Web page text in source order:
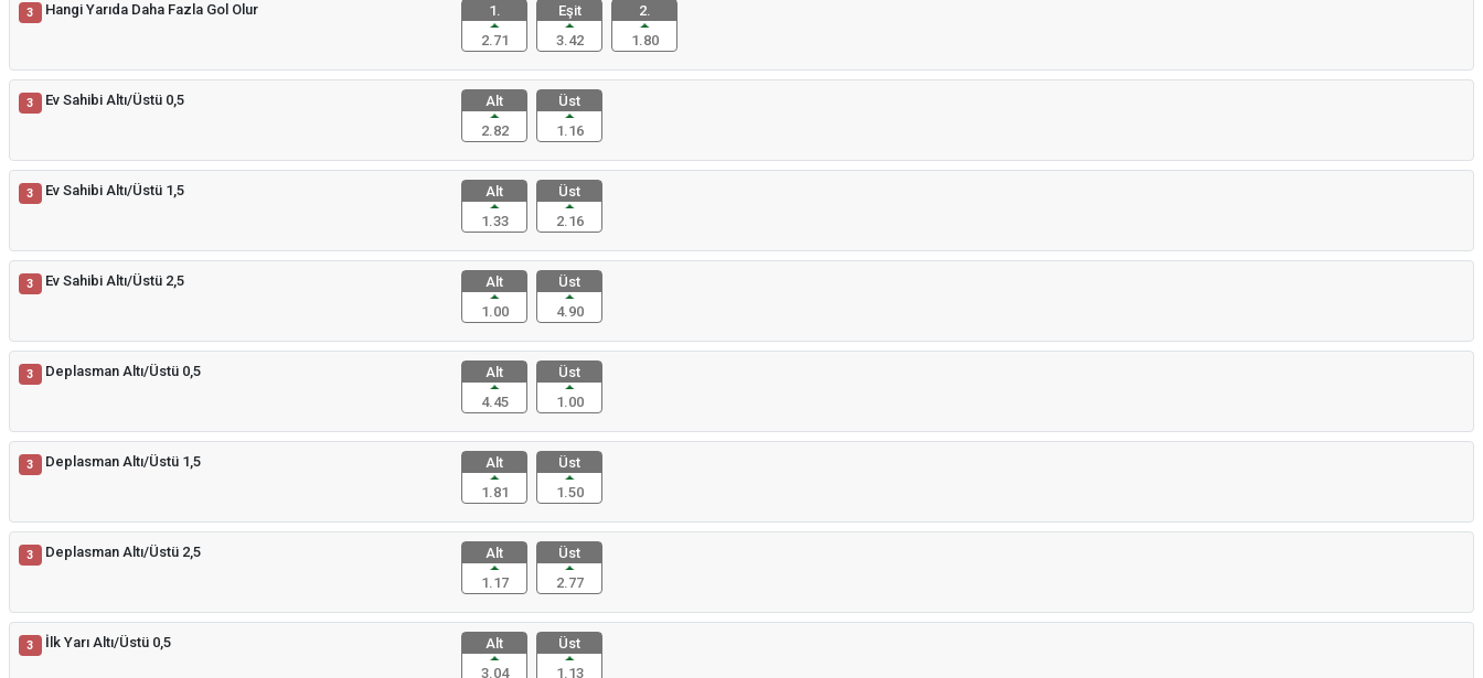
3 Hangi Yarıda Daha Fazla Gol Olur
1.
2.71
Eşit
3.42
2.
1.80
3 Ev Sahibi Altı/Üstü 0,5
Alt
2.82
Üst
1.16
3 Ev Sahibi Altı/Üstü 1,5
Alt
1.33
Üst
2.16
3 Ev Sahibi Altı/Üstü 2,5
Alt
1.00
Üst
4.90
3 Deplasman Altı/Üstü 0,5
Alt
4.45
Üst
1.00
3 Deplasman Altı/Üstü 1,5
Alt
1.81
Üst
1.50
3 Deplasman Altı/Üstü 2,5
Alt
1.17
Üst
2.77
3 İlk Yarı Altı/Üstü 0,5
Alt
3.04
Üst
1.13